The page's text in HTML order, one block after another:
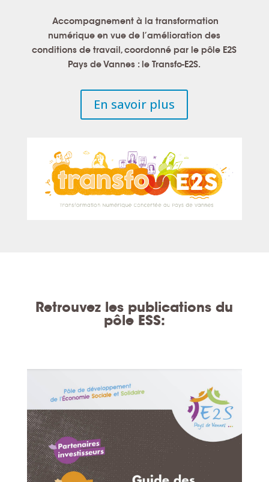
Accompagnement à la transformation
numérique en vue de l’amélioration des
conditions de travail, coordonné par le pôle E2S
Pays de Vannes : leTransfo-E2S.
En savoir plus
Retrouvez les publications du
pôle ESS: